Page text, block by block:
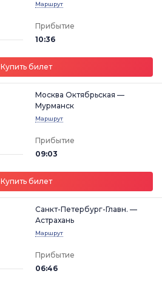
Маршрут
Прибытие
10:36
Купить билет
Москва Октябрьская —
Мурманск
Маршрут
Прибытие
09:03
Купить билет
Санкт-Петербург-Главн. —
Астрахань
Маршрут
Прибытие
06:46